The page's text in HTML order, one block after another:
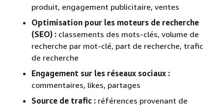
produit, engagement publicitaire, ventes
Optimisation pour les moteurs de recherche
(SEO) : classements des mots-clés, volume de
recherche par mot-clé, part de recherche, trafic
de recherche
Engagement sur les réseaux sociaux :
commentaires, likes, partages
Source de trafic : références provenant de